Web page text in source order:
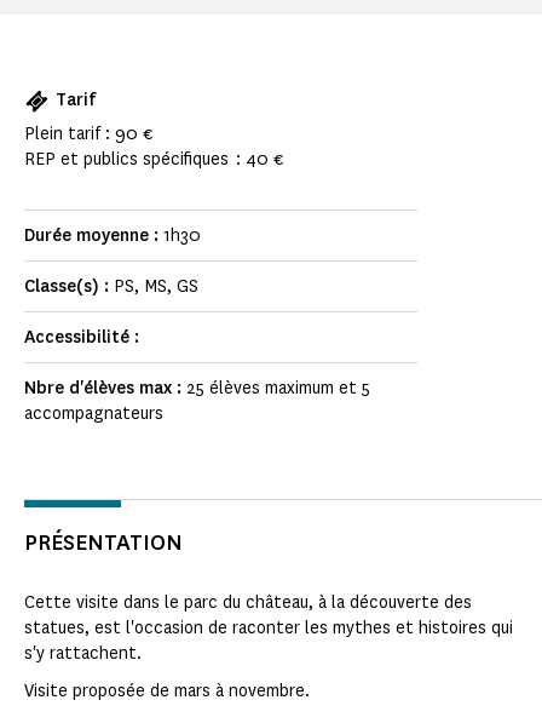
Tarif
Plein tarif : 90 €
REP et publics spécifiques : 40 €
Durée moyenne : 1h30
Classe(s) : PS, MS, GS
Accessibilité :
Nbre d'élèves max : 25 élèves maximum et 5
accompagnateurs
PRÉSENTATION
Cette visite dans le parc du château, à la découverte des
statues, est l'occasion de raconter les mythes et histoires qui
s'y rattachent.
Visite proposée de mars à novembre.